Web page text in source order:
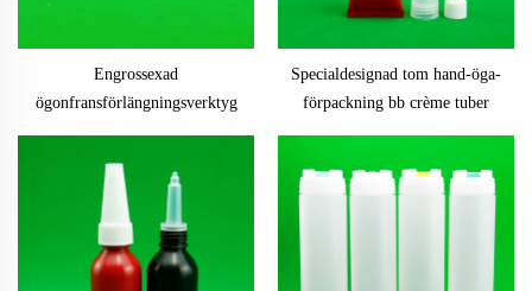
Engrossexad
ögonfransförlängningsverktyg
säkerhetsplastflaska med
metallknappsförpackning i
kartonger
Specialdesignad tom hand-öga-
förpackning bb crème tuber
hudvårdskräm plasttub för